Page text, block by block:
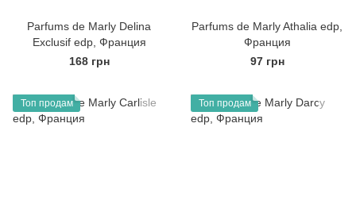
Parfums de Marly Delina
Exclusif edp, Франция
168 грн
Parfums de Marly Athalia edp,
Франция
97 грн
Топ продам Топ продам